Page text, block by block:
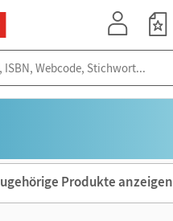
Produkte anzeigen